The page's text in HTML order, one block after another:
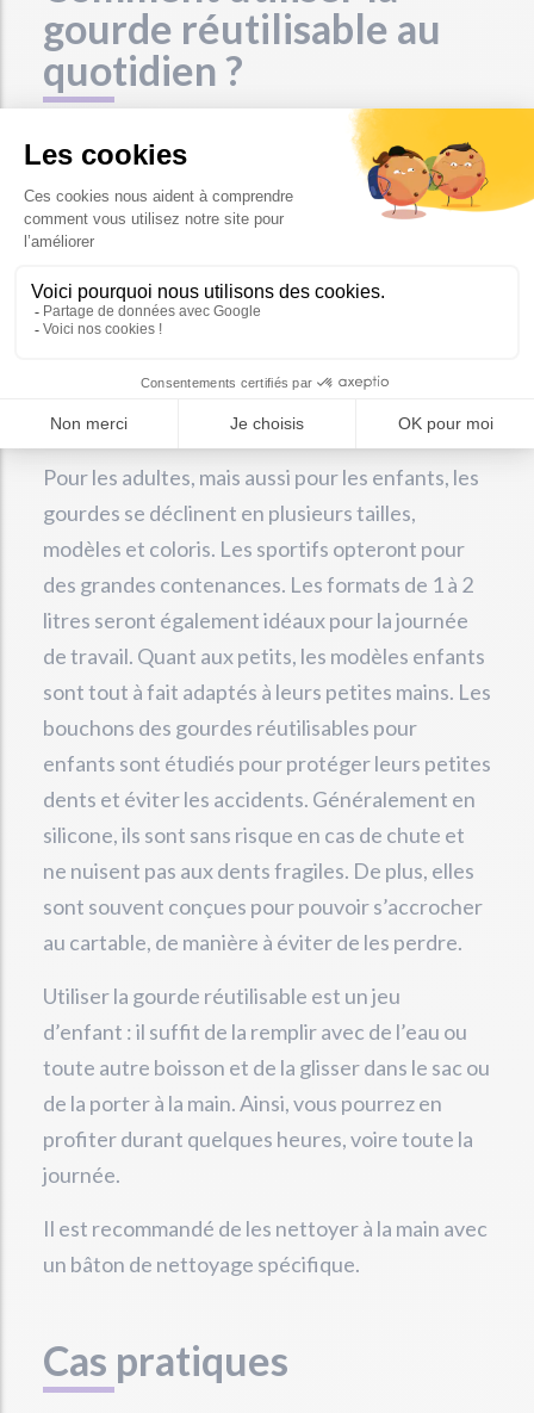
gourde réutilisable au
quotidien ?
L’apport hydrique quotidien est important. À ce
titre, petit ou grand, il est essentiel de pouvoir
boire n’importe où et n’importe quand. Si cela
est déjà possible avec une simple bouteille
plastique, l’on sait aujourd’hui qu’il s’agit d’un
véritable fléau pour la planète. Côté économies,
unique revient aussi plus cher sur du long terme,
que d’investir dans une gourde réutilisable.
Pour les adultes, mais aussi pour les enfants, les
gourdes se déclinent en plusieurs tailles,
modèles et coloris. Les sportifs opteront pour
des grandes contenances. Les formats de 1 à 2
litres seront également idéaux pour la journée
de travail. Quant aux petits, les modèles enfants
sont tout à fait adaptés à leurs petites mains. Les
bouchons des gourdes réutilisables pour
enfants sont étudiés pour protéger leurs petites
dents et éviter les accidents. Généralement en
silicone, ils sont sans risque en cas de chute et
ne nuisent pas aux dents fragiles. De plus, elles
sont souvent conçues pour pouvoir s’accrocher
au cartable, de manière à éviter de les perdre.
Utiliser la gourde réutilisable est un jeu
d’enfant : il suffit de la remplir avec de l’eau ou
toute autre boisson et de la glisser dans le sac ou
de la porter à la main. Ainsi, vous pourrez en
profiter durant quelques heures, voire toute la
journée.
Il est recommandé de les nettoyer à la main avec
un bâton de nettoyage spécifique.
Cas pratiques